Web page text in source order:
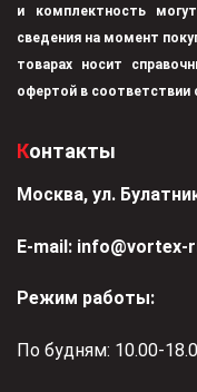
и комплектность
сведения на момент
товарах носит
офертой в соответствии
Контакты
Москва, ул.
Е-mail: info@vortex-
Режим работы:
По будням: 10.00-